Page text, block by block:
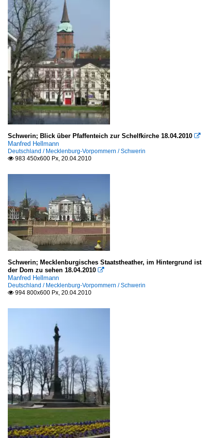
Schwerin; Blick über Pfaffenteich zur Schelfkirche 18.04.2010 
Manfred Hellmann
Deutschland / Mecklenburg-Vorpommern / Schwerin
 983 450x600 Px, 20.04.2010
Schwerin; Mecklenburgisches Staatstheather, im Hintergrund ist
der Dom zu sehen 18.04.2010 
Manfred Hellmann
Deutschland / Mecklenburg-Vorpommern / Schwerin
 994 800x600 Px, 20.04.2010